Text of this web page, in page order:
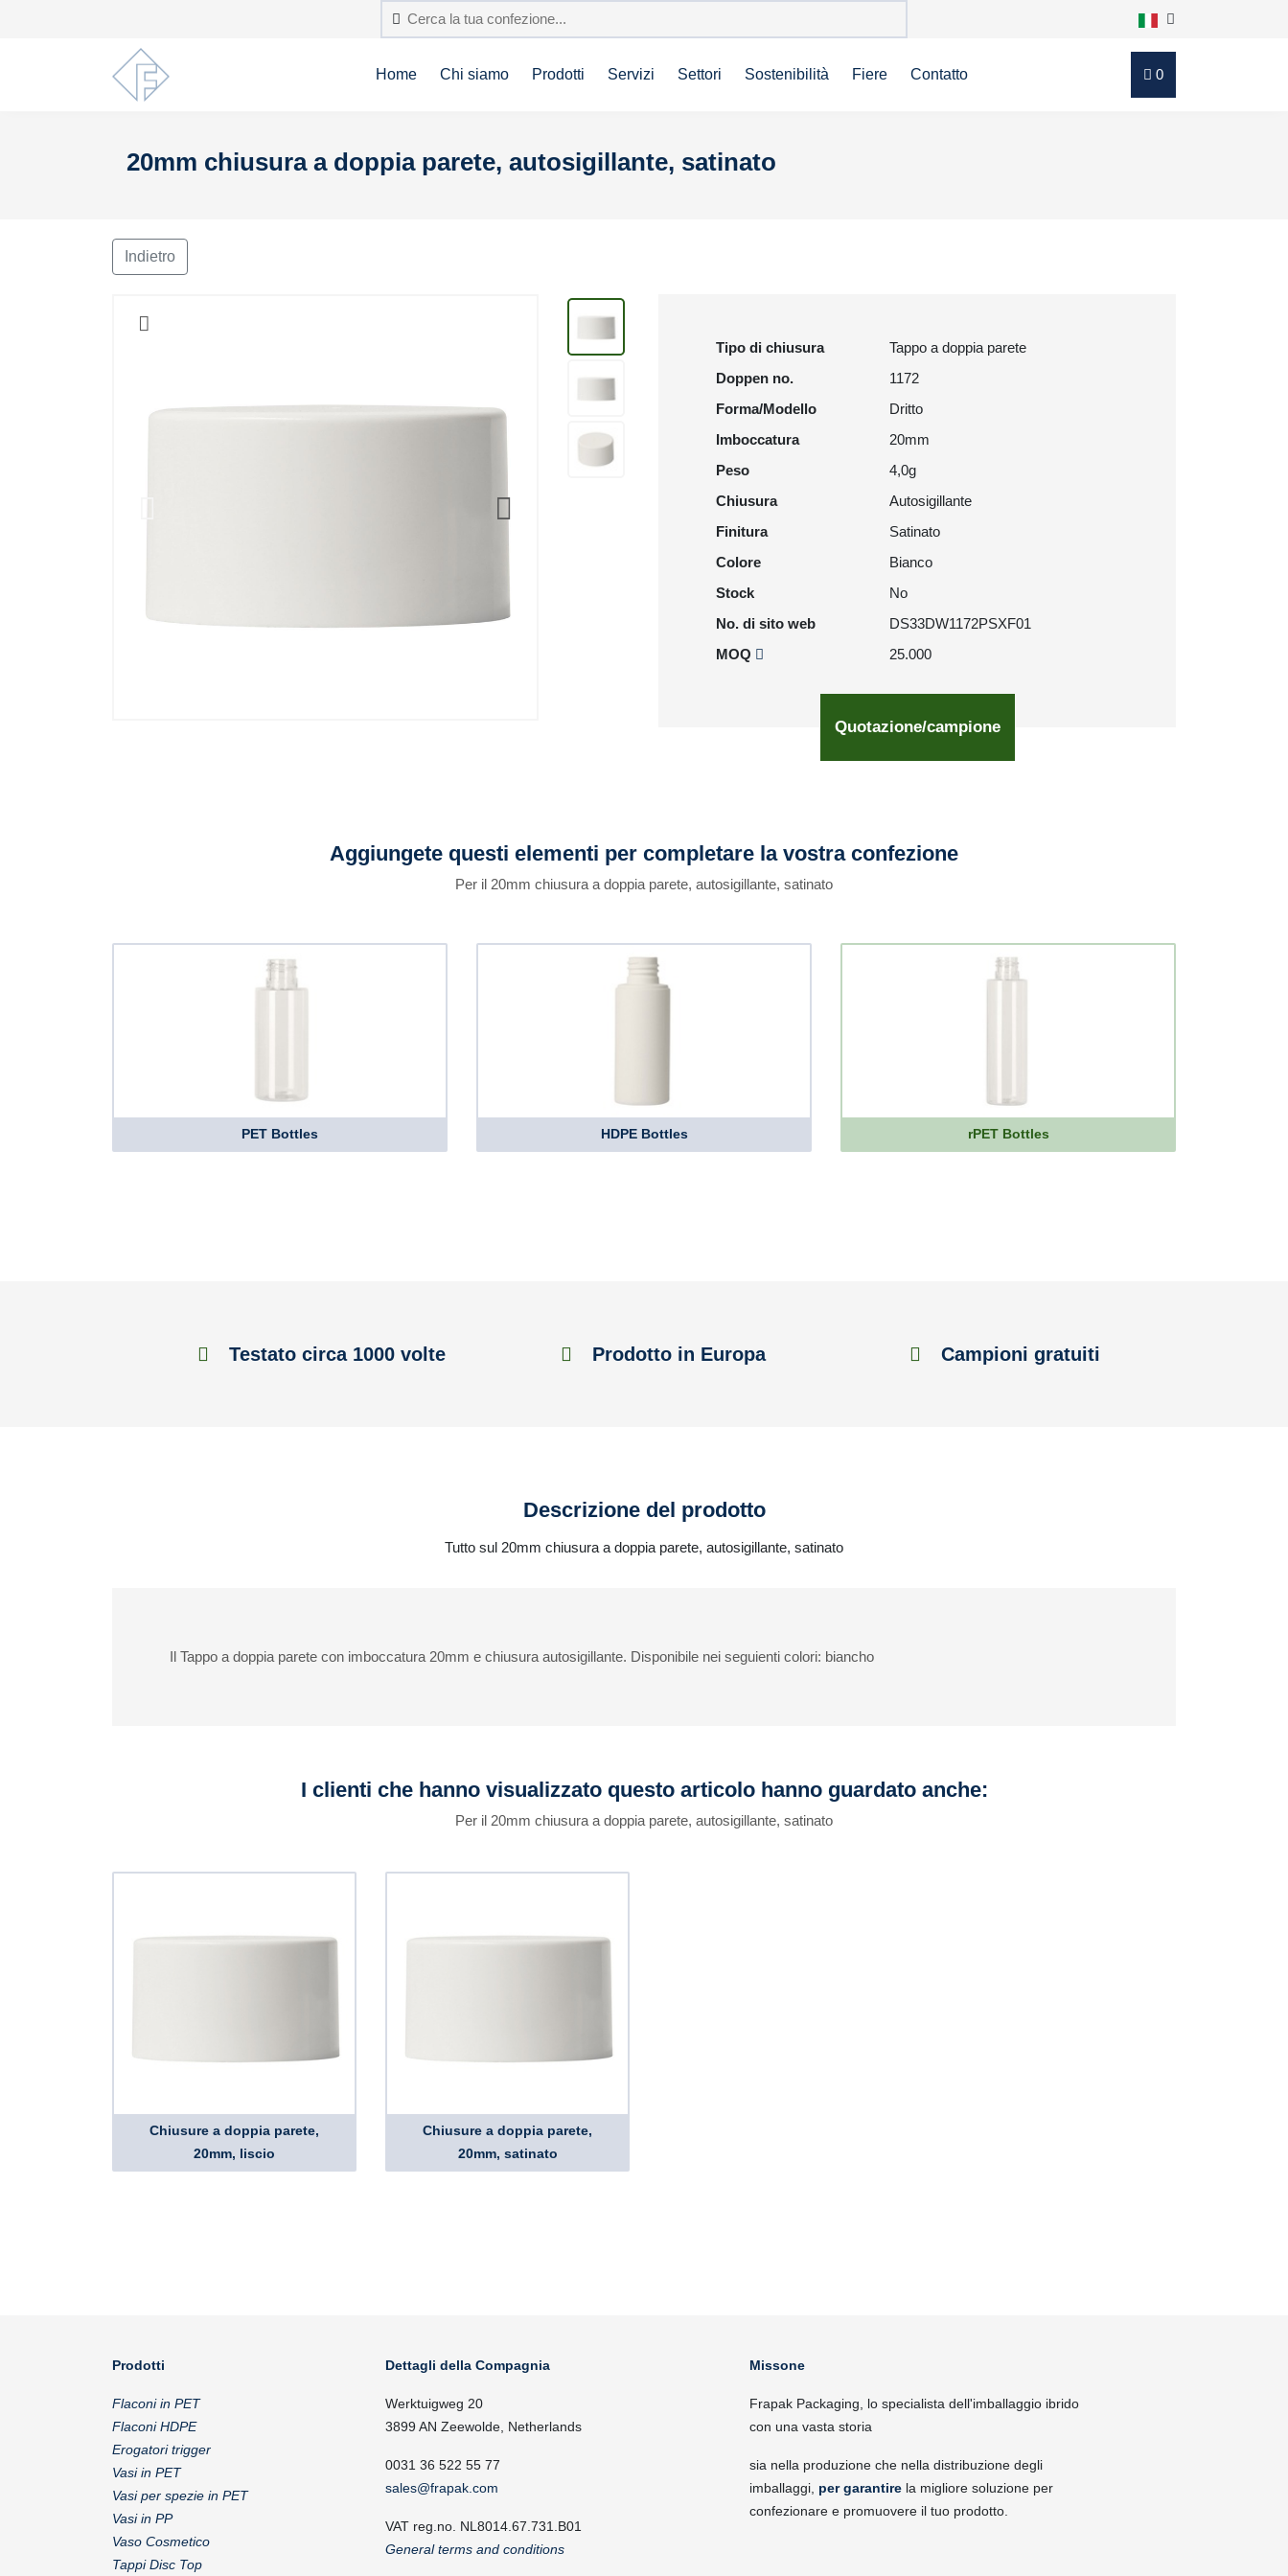
Home Chi siamo Prodotti Servizi Settori Sostenibilità Fiere Contatto 0
20mm chiusura a doppia parete, autosigillante, satinato
Indietro
Tipo di chiusura
Tappo a doppia parete
Doppen no.
1172
Forma/Modello
Dritto
Imboccatura
20mm
Peso
4,0g
Chiusura
Autosigillante
Finitura
Satinato
Colore
Bianco
Stock
No
No. di sito web
DS33DW1172PSXF01
MOQ
25.000
Quotazione/campione
Aggiungete questi elementi per completare la vostra confezione
Per il 20mm chiusura a doppia parete, autosigillante, satinato
PET Bottles HDPE Bottles rPET Bottles
Testato circa 1000 volte Prodotto in Europa Campioni gratuiti
Descrizione del prodotto
Tutto sul 20mm chiusura a doppia parete, autosigillante, satinato
Il Tappo a doppia parete con imboccatura 20mm e chiusura autosigillante. Disponibile nei seguienti colori: biancho
I clienti che hanno visualizzato questo articolo hanno guardato anche:
Per il 20mm chiusura a doppia parete, autosigillante, satinato
Chiusure a doppia parete,
20mm, liscio
Chiusure a doppia parete,
20mm, satinato
Prodotti
Flaconi in PET
Flaconi HDPE
Erogatori trigger
Vasi in PET
Vasi per spezie in PET
Vasi in PP
Vaso Cosmetico
Tappi Disc Top
Dettagli della Compagnia
Werktuigweg 20
3899 AN Zeewolde, Netherlands
0031 36 522 55 77
sales@frapak.com
VAT reg.no. NL8014.67.731.B01
General terms and conditions
Missone
Frapak Packaging, lo specialista dell'imballaggio ibrido
con una vasta storia
sia nella produzione che nella distribuzione degli
imballaggi, per garantire la migliore soluzione per
confezionare e promuovere il tuo prodotto.